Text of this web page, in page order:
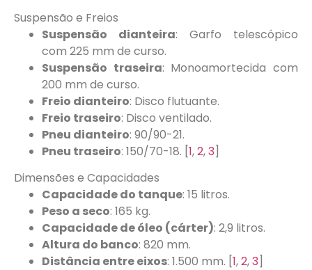
Suspensão e Freios
Suspensão dianteira: Garfo telescópico
com 225 mm de curso.
Suspensão traseira: Monoamortecida com
200 mm de curso.
Freio dianteiro: Disco flutuante.
Freio traseiro: Disco ventilado.
Pneu dianteiro: 90/90-21.
Pneu traseiro: 150/70-18. [1,2,3]
Dimensões e Capacidades
Capacidade do tanque: 15 litros.
Peso a seco: 165 kg.
Capacidade de óleo (cárter): 2,9 litros.
Altura do banco: 820 mm.
Distância entre eixos: 1.500 mm. [1,2,3]